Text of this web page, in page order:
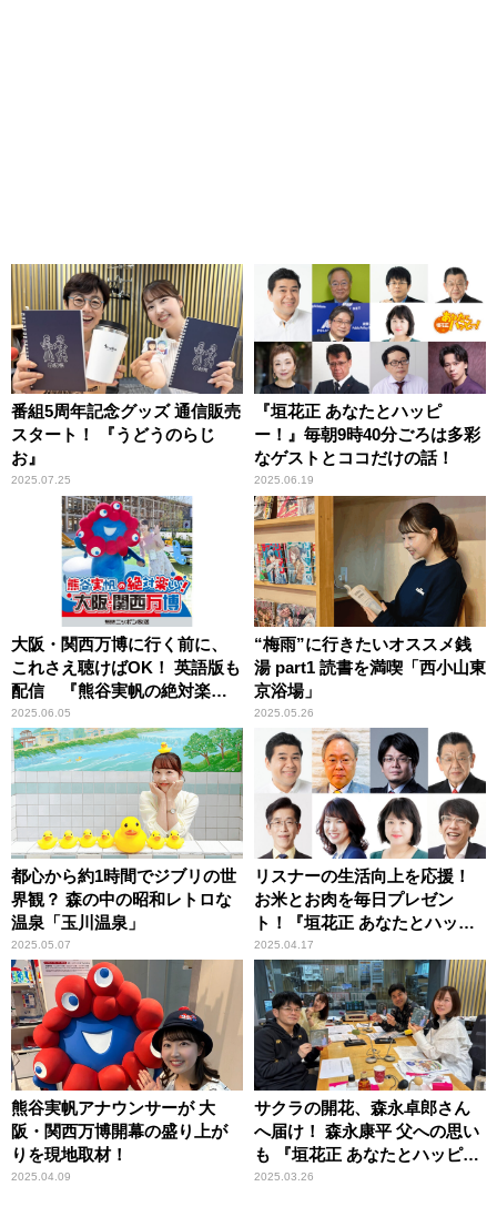
番組5周年記念グッズ 通信販売
スタート！ 『うどうのらじ
お』
2025.07.25
『垣花正 あなたとハッピ
ー！』毎朝9時40分ごろは多彩
なゲストとココだけの話！
2025.06.19
大阪・関西万博に行く前に、
これさえ聴けばOK！ 英語版も
配信 『熊谷実帆の絶対楽し
い！大阪・関西万博』
2025.06.05
“梅雨”に行きたいオススメ銭
湯 part1 読書を満喫「西小山東
京浴場」
2025.05.26
都心から約1時間でジブリの世
界観？ 森の中の昭和レトロな
温泉「玉川温泉」
2025.05.07
リスナーの生活向上を応援！
お米とお肉を毎日プレゼン
ト！『垣花正 あなたとハッピ
ー！』
2025.04.17
熊谷実帆アナウンサーが 大
阪・関西万博開幕の盛り上が
りを現地取材！
2025.04.09
サクラの開花、森永卓郎さん
へ届け！ 森永康平 父への思い
も 『垣花正 あなたとハッピ
ー！』
2025.03.26